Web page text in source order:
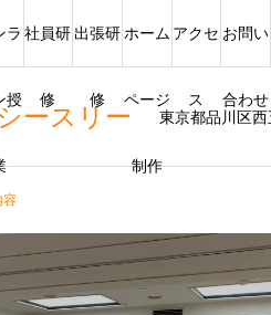
ースリー 東京都品川区
ラ
授
社員研
修
出張研
修
ホーム
ページ
制作
アクセ
ス
お問い
合わせ
容